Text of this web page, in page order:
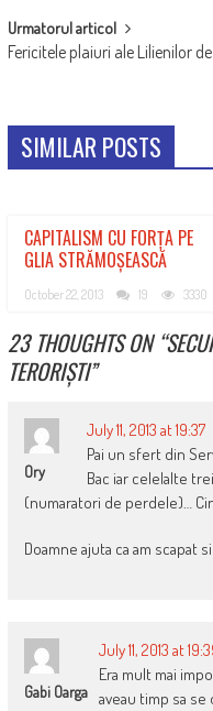
Urmatorul articol
Fericitele plaiuri ale Lilienilor
SIMILAR POSTS
CAPITALISM CU FORȚA PE
GLIA STRĂMOȘEASCĂ
October 22, 2013 19 3330
23 THOUGHTS ON “
TERORIȘTI”
Ory
July 11, 2013 at 19:37
Pai un sfert din
Bac iar celelalte
(numaratori de perdele)…
Doamne ajuta ca am scapat
Gabi Oarga
July 11, 2013 at
Era mult mai
aveau timp sa